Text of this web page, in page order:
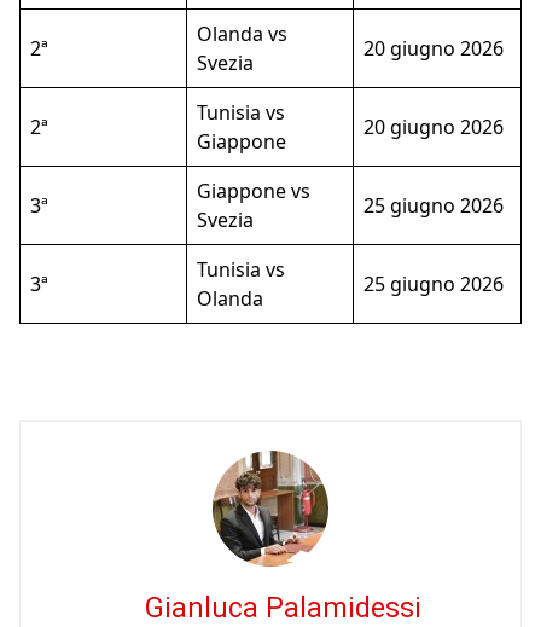
2ª
Olanda vs
Svezia
20 giugno 2026
2ª
Tunisia vs
Giappone
20 giugno 2026
3ª
Giappone vs
Svezia
25 giugno 2026
3ª
Tunisia vs
Olanda
25 giugno 2026
Gianluca Palamidessi